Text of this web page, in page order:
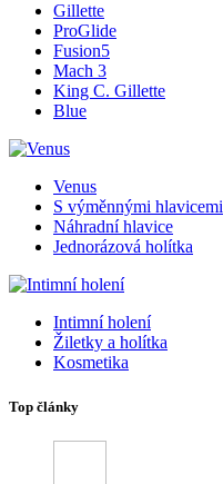
Gillette
ProGlide
Fusion5
Mach 3
King C. Gillette
Blue
Venus
S výměnnými hlavicemi
Náhradní hlavice
Jednorázová holítka
Intimní holení
Žiletky a holítka
Kosmetika
Top články